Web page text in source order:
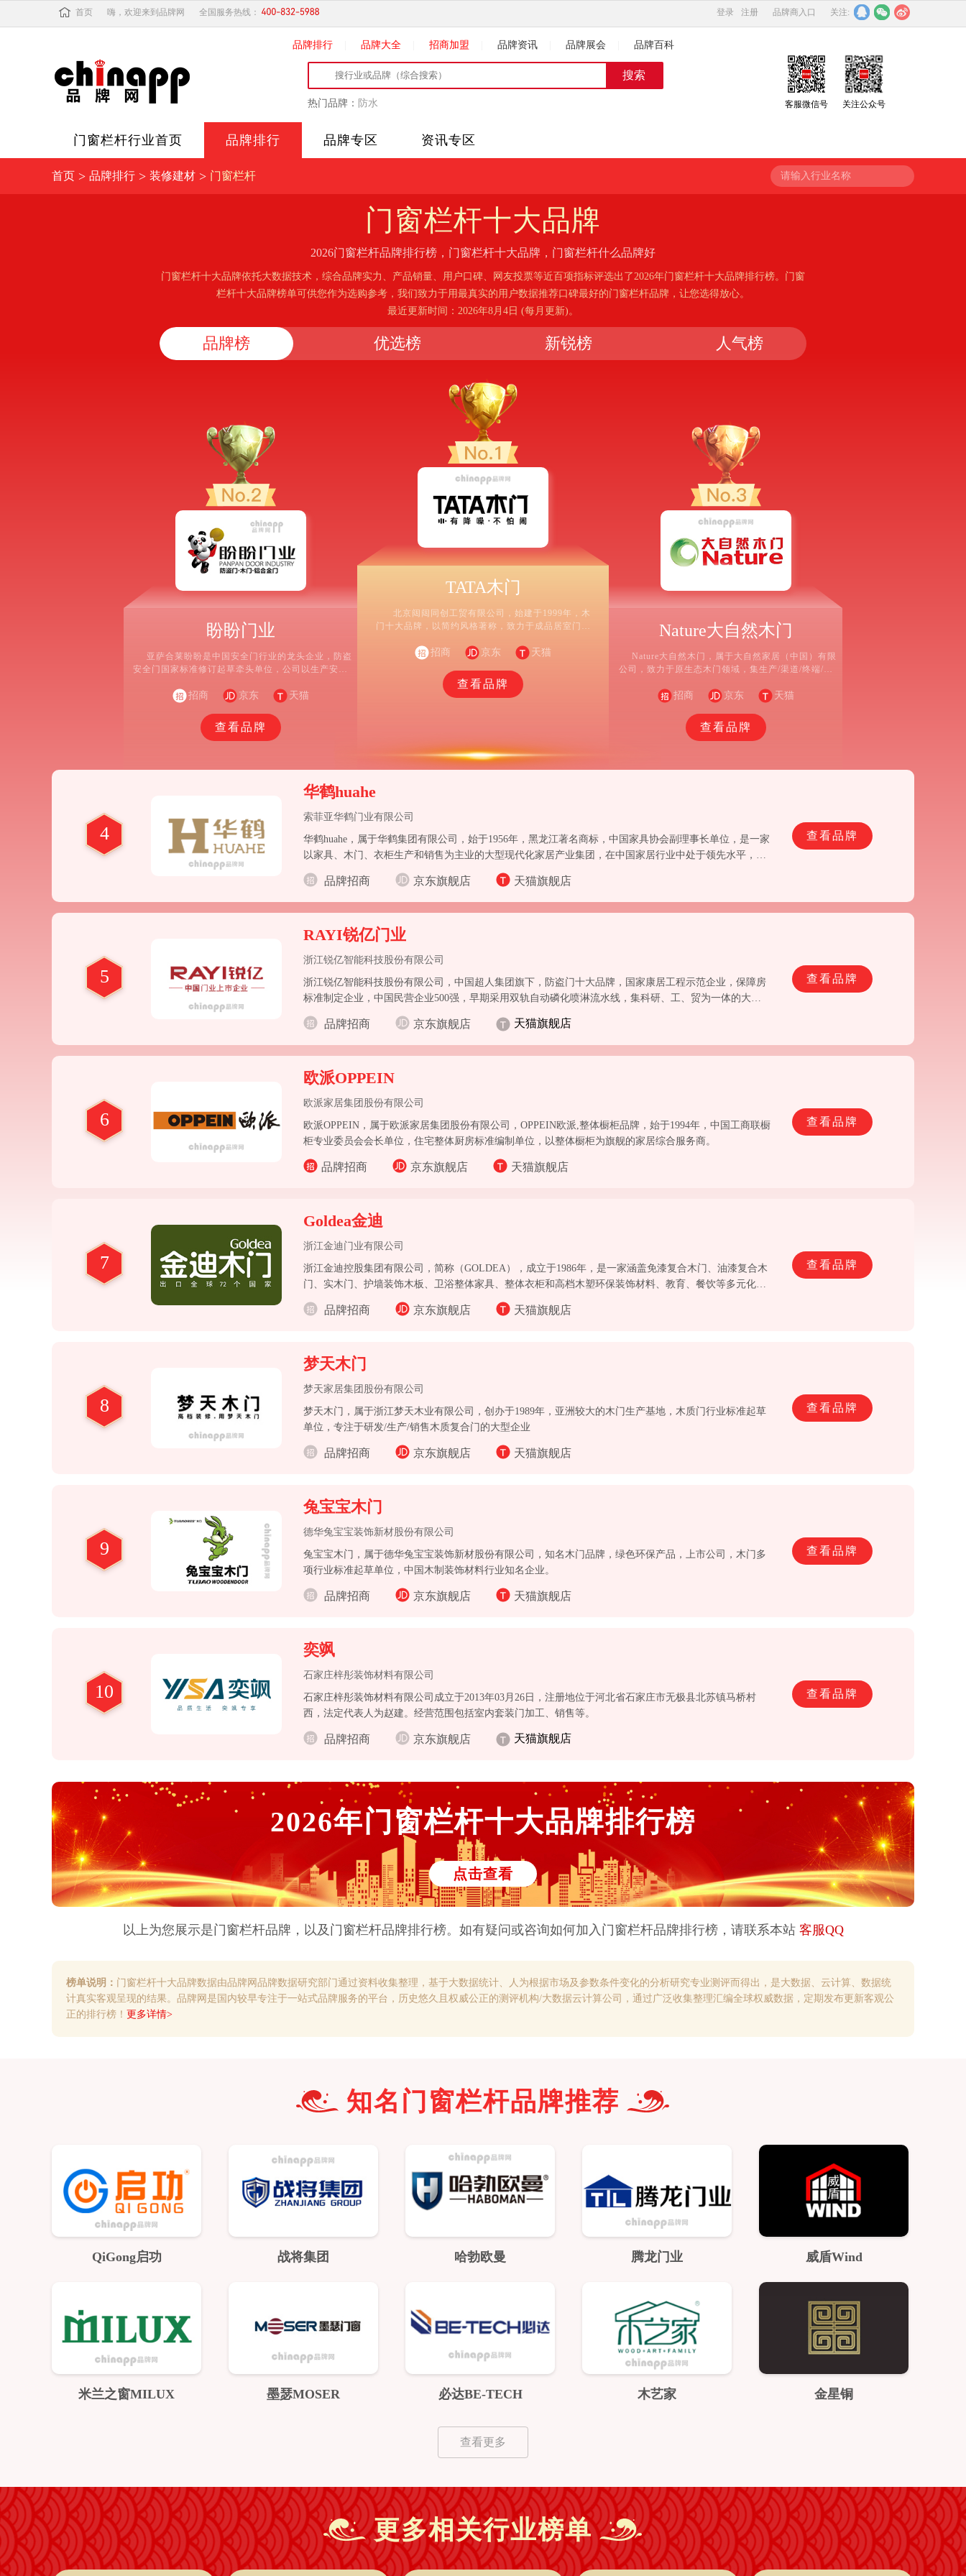
首页 嗨，欢迎来到品牌网 全国服务热线： 登录 注册 品牌商入口 关注:
品牌排行 品牌大全 招商加盟 品牌资讯 品牌展会 品牌百科
热门品牌： 防水 客服微信号 关注公众号
门窗栏杆行业首页 品牌排行 品牌专区 资讯专区
首页 > 品牌排行 > 装修建材 > 门窗栏杆 请输入行业名称
门窗栏杆十大品牌
2026门窗栏杆品牌排行榜，门窗栏杆十大品牌，门窗栏杆什么品牌好
门窗栏杆十大品牌依托大数据技术，综合品牌实力、产品销量、用户口碑、网友投票等近百项指标评选出了2026年门窗栏杆十大品牌排行榜。门窗
栏杆十大品牌榜单可供您作为选购参考，我们致力于用最真实的用户数据推荐口碑最好的门窗栏杆品牌，让您选得放心。
最近更新时间：2026年8月4日 (每月更新)。
品牌榜 优选榜 新锐榜 人气榜
盼盼门业
亚萨合莱盼盼是中国安全门行业的龙头企业，防盗
安全门国家标准修订起草牵头单位，公司以生产安居
门、晶晶高档精品门、防火门、钢木门、钢木套装
品，并获得40多项国家专利。
招商 京东 天猫
查看品牌
TATA木门
北京闼闼同创工贸有限公司，始建于1999年，木
门十大品牌，以简约风格著称，致力于成品居室门研
招商 京东 天猫
查看品牌
Nature大自然木门
Nature大自然木门，属于大自然家居（中国）有限
公司，致力于原生态木门领域，集生产/渠道/终端/服
免漆门的综合型企业。
招商 京东 天猫
查看品牌
4
华鹤huahe
索菲亚华鹤门业有限公司
华鹤huahe，属于华鹤集团有限公司，始于1956年，黑龙江著名商标，中国家具协会副理事长单位，是一家
以家具、木门、衣柜生产和销售为主业的大型现代化家居产业集团，在中国家居行业中处于领先水平，是
中国最具规模的家具、木门生产和出口基地之一，是中国家居行业的著名品牌。
品牌招商 京东旗舰店 天猫旗舰店
查看品牌
5
RAYI锐亿门业
浙江锐亿智能科技股份有限公司
浙江锐亿智能科技股份有限公司，中国超人集团旗下，防盗门十大品牌，国家康居工程示范企业，保障房
标准制定企业，中国民营企业500强，早期采用双轨自动磷化喷淋流水线，集科研、工、贸为一体的大型
家居成套产品制造企业。
品牌招商 京东旗舰店 天猫旗舰店
查看品牌
6
欧派OPPEIN
欧派家居集团股份有限公司
欧派OPPEIN，属于欧派家居集团股份有限公司，OPPEIN欧派,整体橱柜品牌，始于1994年，中国工商联橱
柜专业委员会会长单位，住宅整体厨房标准编制单位，以整体橱柜为旗舰的家居综合服务商。
品牌招商 京东旗舰店 天猫旗舰店
查看品牌
7
Goldea金迪
浙江金迪门业有限公司
浙江金迪控股集团有限公司，简称（GOLDEA），成立于1986年，是一家涵盖免漆复合木门、油漆复合木
门、实木门、护墙装饰木板、卫浴整体家具、整体衣柜和高档木塑环保装饰材料、教育、餐饮等多元化产
业的集团公司。致力于为更多人提供健康美好的家居生活！ GOLDEA重视专业化队伍的建设和培养，拥有
专业的销售、营销、物流及售后团队，为个人客户和开发商提供销售、培训、安装和售后的全方面优质、
品牌招商 京东旗舰店 天猫旗舰店
查看品牌
8
梦天木门
梦天家居集团股份有限公司
梦天木门，属于浙江梦天木业有限公司，创办于1989年，亚洲较大的木门生产基地，木质门行业标准起草
单位，专注于研发/生产/销售木质复合门的大型企业
品牌招商 京东旗舰店 天猫旗舰店
查看品牌
9
兔宝宝木门
德华兔宝宝装饰新材股份有限公司
兔宝宝木门，属于德华兔宝宝装饰新材股份有限公司，知名木门品牌，绿色环保产品，上市公司，木门多
项行业标准起草单位，中国木制装饰材料行业知名企业。
品牌招商 京东旗舰店 天猫旗舰店
查看品牌
10
奕飒
石家庄梓彤装饰材料有限公司
石家庄梓彤装饰材料有限公司成立于2013年03月26日，注册地位于河北省石家庄市无极县北苏镇马桥村
西，法定代表人为赵建。经营范围包括室内套装门加工、销售等。
品牌招商 京东旗舰店 天猫旗舰店
查看品牌
2026年门窗栏杆十大品牌排行榜
点击查看
以上为您展示是门窗栏杆品牌，以及 门窗栏杆品牌排行榜。如有疑问或咨询如何加入 门窗栏杆品牌排行榜，请联系本站 客服QQ
榜单说明： 门窗栏杆十大品牌数据由品牌网品牌数据研究部门通过资料收集整理，基于大数据统计、人为根据市场及参数条件变化的分析研究专业测评而得出，是大数据、云计算、数据统
计真实客观呈现的结果。品牌网是国内较早专注于一站式品牌服务的平台，历史悠久且权威公正的测评机构/大数据云计算公司，通过广泛收集整理汇编全球权威数据，定期发布更新客观公
正的排行榜！ 更多详情>
知名 门窗栏杆品牌推荐
QiGong启功 战将集团 哈勃欧曼 腾龙门业 威盾Wind
米兰之窗MILUX 墨瑟MOSER 必达BE-TECH 木艺家 金星铜
查看更多
更多相关行业榜单